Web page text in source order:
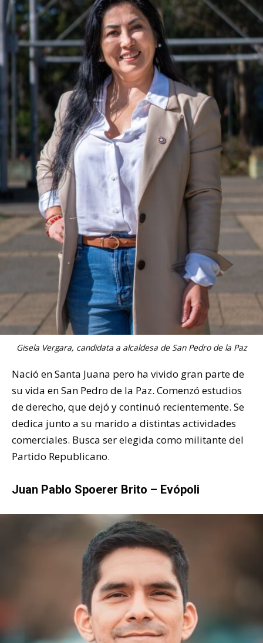
Gisela Vergara, candidata a alcaldesa de San Pedro de la Paz
Nació en Santa Juana pero ha vivido gran parte de
su vida en San Pedro de la Paz. Comenzó estudios
de derecho, que dejó y continuó recientemente. Se
dedica junto a su marido a distintas actividades
comerciales. Busca ser elegida como militante del
Partido Republicano.
Juan Pablo Spoerer Brito – Evópoli